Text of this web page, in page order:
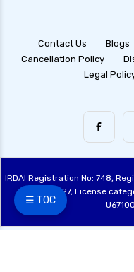
☰ TOC
Contact Us Blogs
Cancellation Policy
Legal
IRDAI Registration No: 748,
28/06/2027, License